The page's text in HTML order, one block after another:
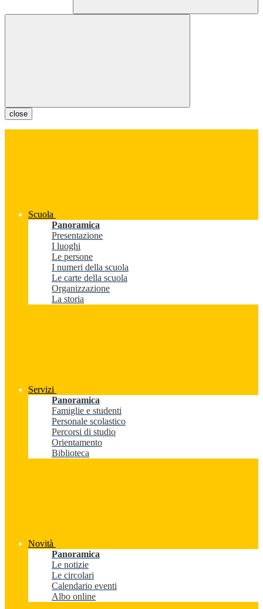
close
Scuola
Panoramica
Presentazione
I luoghi
Le persone
I numeri della scuola
Le carte della scuola
Organizzazione
La storia
Servizi
Panoramica
Famiglie e studenti
Personale scolastico
Percorsi di studio
Orientamento
Biblioteca
Novità
Panoramica
Le notizie
Le circolari
Calendario eventi
Albo online